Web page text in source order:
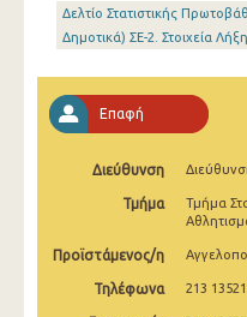
2004
2003
2002
2001
2000
Δελτίο Στατιστικής
Δημοτικά) ΣΕ-2. Στοιχεία
Επαφή
Διεύθυνση
Τμήμα
Τμήμα
Προϊστάμενος/η
Τηλέφωνα 213